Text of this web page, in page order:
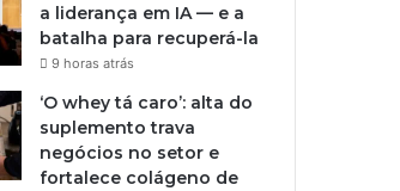
a liderança em IA — e a
batalha para recuperá-la
9 horas atrás
‘O whey tá caro’: alta do
suplemento trava
negócios no setor e
fortalece colágeno de